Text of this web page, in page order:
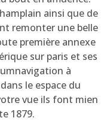
ainsi que de
remonter une belle
première annexe
sur paris et ses
à
le espace du
vue ils font mien
1879.